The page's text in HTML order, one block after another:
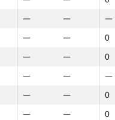
— —
—
— —
0
— —
0
— —
—
— —
0
— —
0
— —
—
— —
0
— —
0
— —
—
— —
0
— —
0